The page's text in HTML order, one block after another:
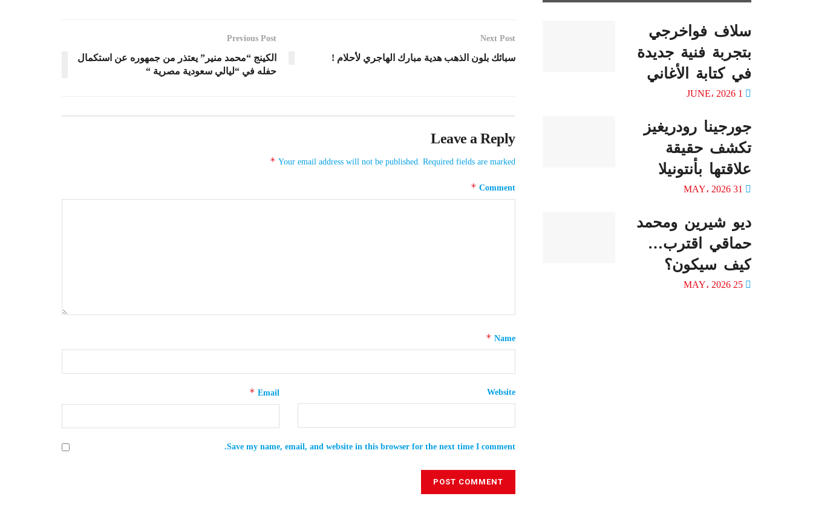
Previous Post
الكينج “محمد منير” يعتذر من جمهوره عن استكمال
حفله في “ليالي سعودية مصرية “
Next Post
سبائك بلون الذهب هدية مبارك الهاجري لأحلام !
Leave a Reply
Your email address will not be published. Required fields are marked
*
Comment
*
Name
*
Email
* Website
Save my name, email, and website in this browser for the next time I comment.
سلاف فواخرجي
بتجربة فنية جديدة
في كتابة الأغاني
جورجينا رودريغيز
تكشف حقيقة
علاقتها بأنتونيلا
ديو شيرين ومحمد
حماقي اقترب…
كيف سيكون؟